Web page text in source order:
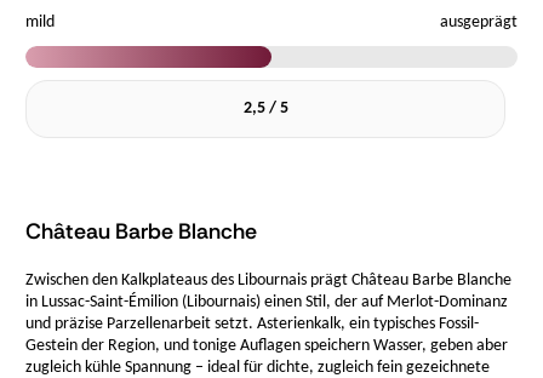
mild
ausgeprägt
2,5 / 5
Château Barbe Blanche
Zwischen den Kalkplateaus des Libournais prägt Château Barbe Blanche
in Lussac-Saint-Émilion (Libournais) einen Stil, der auf Merlot-Dominanz
und präzise Parzellenarbeit setzt. Asterienkalk, ein typisches Fossil-
Gestein der Region, und tonige Auflagen speichern Wasser, geben aber
zugleich kühle Spannung – ideal für dichte, zugleich fein gezeichnete